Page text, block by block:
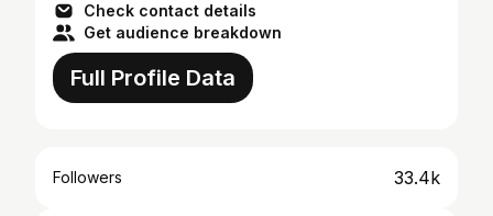
Check contact details
Get audience breakdown
Full Profile Data
Followers 33.4k